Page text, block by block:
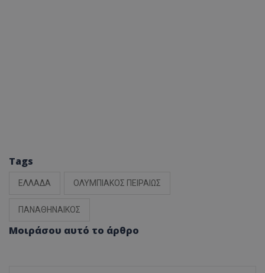
Tags
ΕΛΛΑΔΑ ΟΛΥΜΠΙΑΚΟΣ ΠΕΙΡΑΙΩΣ
ΠΑΝΑΘΗΝΑΙΚΟΣ
Μοιράσου αυτό το άρθρο